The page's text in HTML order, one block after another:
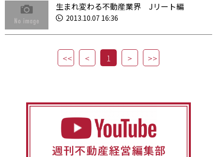
生まれ変わる不動産業界 Jリート編
2013.10.07 16:36
1